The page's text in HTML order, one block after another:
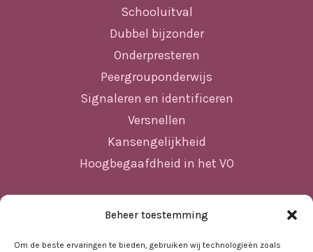
Beheer toestemming
Om de beste ervaringen te bieden, gebruiken wij technologieën zoals
Schooluitval
Dubbel bijzonder
Onderpresteren
Peergrouponderwijs
Signaleren en identificeren
Versnellen
Kansengelijkheid
Hoogbegaafdheid in het VO
Home